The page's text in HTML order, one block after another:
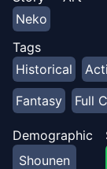
<https://
Neko
Tags
Historical
Fantasy
Full
Demographic
Shounen